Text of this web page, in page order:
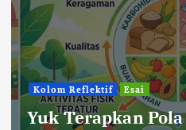
Kolom Reflektif Esai
Yuk Terapkan